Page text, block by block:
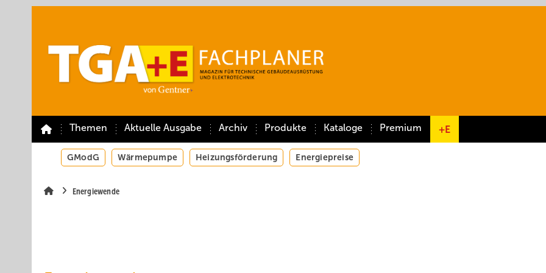
Themen Aktuelle Ausgabe Archiv Produkte Kataloge Premium +E
GModG Wärmepumpe Heizungsförderung Energiepreise
Energiewende